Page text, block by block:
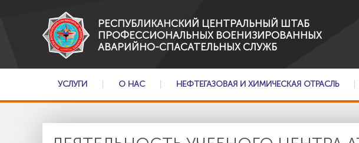
РЕСПУБЛИКАНСКИЙ ЦЕНТРАЛЬНЫЙ ШТАБ
ПРОФЕССИОНАЛЬНЫХ ВОЕНИЗИРОВАННЫХ
АВАРИЙНО-СПАСАТЕЛЬНЫХ СЛУЖБ
УСЛУГИ О НАС НЕФТЕГАЗОВАЯ И ХИМИЧЕСКАЯ ОТРАСЛЬ